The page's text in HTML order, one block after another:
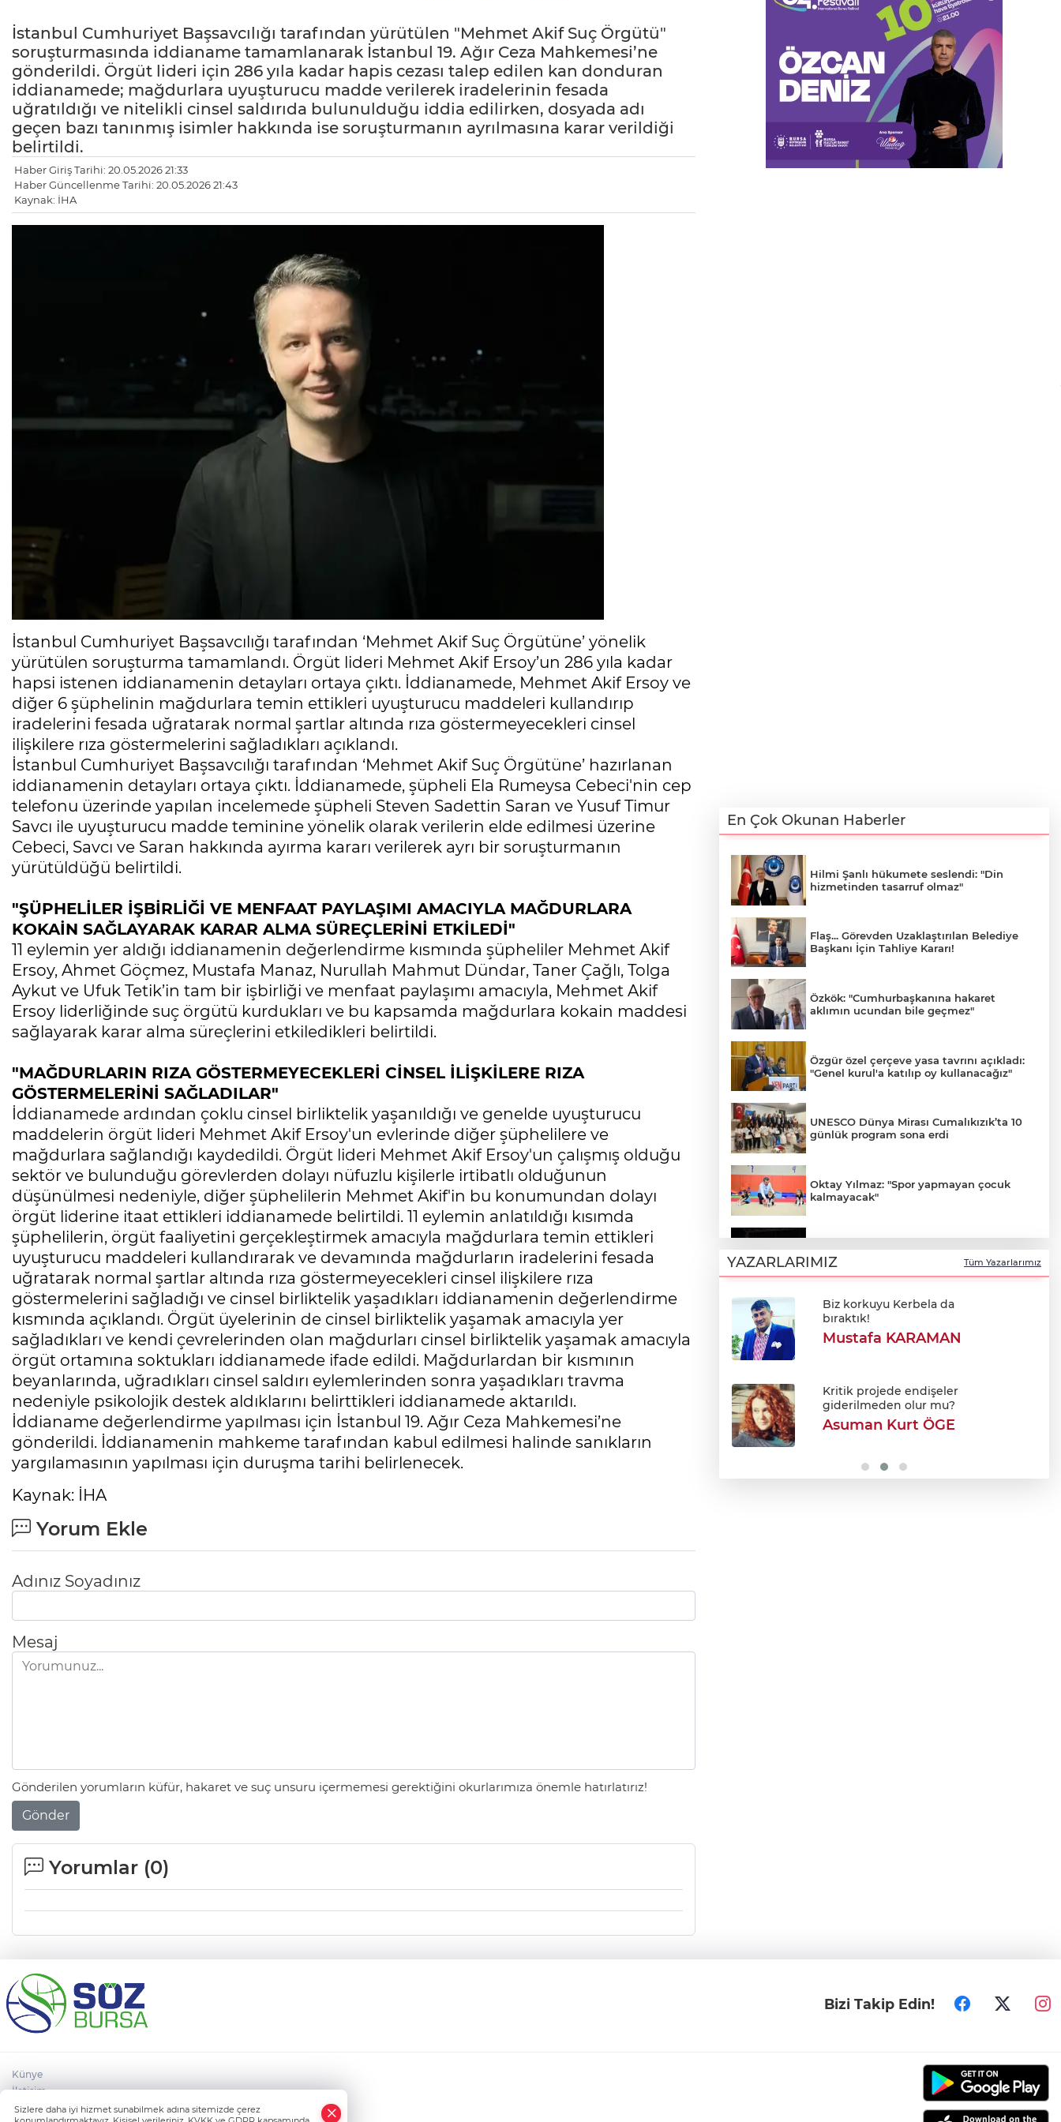
İstanbul Cumhuriyet Başsavcılığı tarafından yürütülen "Mehmet Akif Suç Örgütü"
soruşturmasında iddianame tamamlanarak İstanbul 19. Ağır Ceza Mahkemesi’ne
gönderildi. Örgüt lideri için 286 yıla kadar hapis cezası talep edilen kan donduran
iddianamede; mağdurlara uyuşturucu madde verilerek iradelerinin fesada
uğratıldığı ve nitelikli cinsel saldırıda bulunulduğu iddia edilirken, dosyada adı
geçen bazı tanınmış isimler hakkında ise soruşturmanın ayrılmasına karar verildiği
belirtildi.
Haber Giriş Tarihi: 20.05.2026 21:33
Haber Güncellenme Tarihi: 20.05.2026 21:43
Kaynak: İHA
İstanbul Cumhuriyet Başsavcılığı tarafından ‘Mehmet Akif Suç Örgütüne’ yönelik
yürütülen soruşturma tamamlandı. Örgüt lideri Mehmet Akif Ersoy’un 286 yıla kadar
hapsi istenen iddianamenin detayları ortaya çıktı. İddianamede, Mehmet Akif Ersoy ve
diğer 6 şüphelinin mağdurlara temin ettikleri uyuşturucu maddeleri kullandırıp
iradelerini fesada uğratarak normal şartlar altında rıza göstermeyecekleri cinsel
ilişkilere rıza göstermelerini sağladıkları açıklandı.
İstanbul Cumhuriyet Başsavcılığı tarafından ‘Mehmet Akif Suç Örgütüne’ hazırlanan
iddianamenin detayları ortaya çıktı. İddianamede, şüpheli Ela Rumeysa Cebeci'nin cep
telefonu üzerinde yapılan incelemede şüpheli Steven Sadettin Saran ve Yusuf Timur
Savcı ile uyuşturucu madde teminine yönelik olarak verilerin elde edilmesi üzerine
Cebeci, Savcı ve Saran hakkında ayırma kararı verilerek ayrı bir soruşturmanın
yürütüldüğü belirtildi.
"ŞÜPHELİLER İŞBİRLİĞİ VE MENFAAT PAYLAŞIMI AMACIYLA MAĞDURLARA
KOKAİN SAĞLAYARAK KARAR ALMA SÜREÇLERİNİ ETKİLEDİ"
11 eylemin yer aldığı iddianamenin değerlendirme kısmında şüpheliler Mehmet Akif
Ersoy, Ahmet Göçmez, Mustafa Manaz, Nurullah Mahmut Dündar, Taner Çağlı, Tolga
Aykut ve Ufuk Tetik’in tam bir işbirliği ve menfaat paylaşımı amacıyla, Mehmet Akif
Ersoy liderliğinde suç örgütü kurdukları ve bu kapsamda mağdurlara kokain maddesi
sağlayarak karar alma süreçlerini etkiledikleri belirtildi.
"MAĞDURLARIN RIZA GÖSTERMEYECEKLERİ CİNSEL İLİŞKİLERE RIZA
GÖSTERMELERİNİ SAĞLADILAR"
İddianamede ardından çoklu cinsel birliktelik yaşanıldığı ve genelde uyuşturucu
maddelerin örgüt lideri Mehmet Akif Ersoy'un evlerinde diğer şüphelilere ve
mağdurlara sağlandığı kaydedildi. Örgüt lideri Mehmet Akif Ersoy'un çalışmış olduğu
sektör ve bulunduğu görevlerden dolayı nüfuzlu kişilerle irtibatlı olduğunun
düşünülmesi nedeniyle, diğer şüphelilerin Mehmet Akif'in bu konumundan dolayı
örgüt liderine itaat ettikleri iddianamede belirtildi. 11 eylemin anlatıldığı kısımda
şüphelilerin, örgüt faaliyetini gerçekleştirmek amacıyla mağdurlara temin ettikleri
uyuşturucu maddeleri kullandırarak ve devamında mağdurların iradelerini fesada
uğratarak normal şartlar altında rıza göstermeyecekleri cinsel ilişkilere rıza
göstermelerini sağladığı ve cinsel birliktelik yaşadıkları iddianamenin değerlendirme
kısmında açıklandı. Örgüt üyelerinin de cinsel birliktelik yaşamak amacıyla yer
sağladıkları ve kendi çevrelerinden olan mağdurları cinsel birliktelik yaşamak amacıyla
örgüt ortamına soktukları iddianamede ifade edildi. Mağdurlardan bir kısmının
beyanlarında, uğradıkları cinsel saldırı eylemlerinden sonra yaşadıkları travma
nedeniyle psikolojik destek aldıklarını belirttikleri iddianamede aktarıldı.
İddianame değerlendirme yapılması için İstanbul 19. Ağır Ceza Mahkemesi’ne
gönderildi. İddianamenin mahkeme tarafından kabul edilmesi halinde sanıkların
yargılamasının yapılması için duruşma tarihi belirlenecek.
Kaynak: İHA
Yorum Ekle
Adınız Soyadınız
Mesaj
Gönderilen yorumların küfür, hakaret ve suç unsuru içermemesi gerektiğini okurlarımıza önemle hatırlatırız!
Gönder
Yorumlar (0)
En Çok Okunan Haberler
Hilmi Şanlı hükumete seslendi: "Din
hizmetinden tasarruf olmaz"
Flaş... Görevden Uzaklaştırılan Belediye
Başkanı İçin Tahliye Kararı!
Özkök: "Cumhurbaşkanına hakaret
aklımın ucundan bile geçmez"
Özgür özel çerçeve yasa tavrını açıkladı:
"Genel kurul'a katılıp oy kullanacağız"
UNESCO Dünya Mirası Cumalıkızık’ta 10
günlük program sona erdi
Oktay Yılmaz: "Spor yapmayan çocuk
kalmayacak"
sanatseverlere kapılarını açtı
Avukatlar arasındaki tartışma kanlı bitti
Özhan Market’ten yaza serinlik katacak
YAZARLARIMIZ Tüm Yazarlarımız
Mesele çöp değil, Bursa'nın
geleceği
Sibel BARUTCU
Ölüyor!
Uğur Ozan Özen
Cihanşümul aptallık!
Abdullah ULUYURT
Gölgelerin anlamı!
İbrahim ÖGE
Biz korkuyu Kerbela da
bıraktık!
Mustafa KARAMAN
Kritik projede endişeler
giderilmeden olur mu?
Asuman Kurt ÖGE
Bizi Takip Edin!
Künye
İletişim
Çerez Poltikası
Sizlere daha iyi hizmet sunabilmek adına sitemizde çerez
Whatsapp